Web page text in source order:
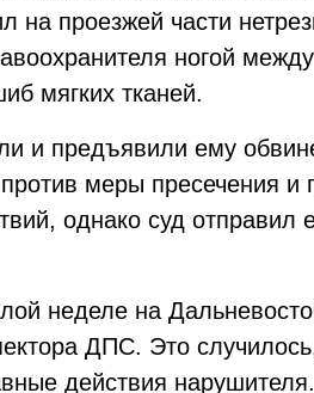
на проезжей части
ногой
мягких тканей.
и предъявили ему
меры пресечения и
однако суд отправил
неделе на
ДПС. Это
действия нарушителя.